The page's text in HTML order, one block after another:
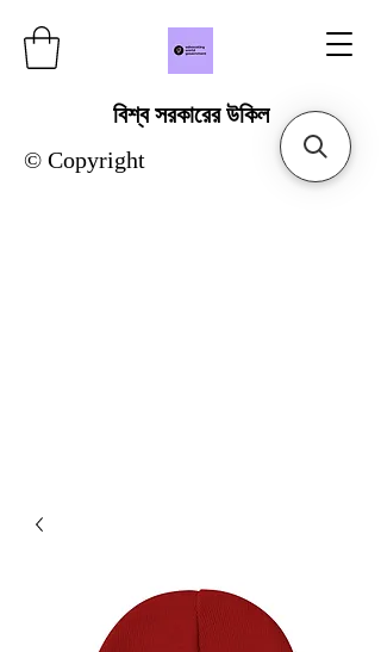
বিশ্ব সরকারের উকিল
© Copyright